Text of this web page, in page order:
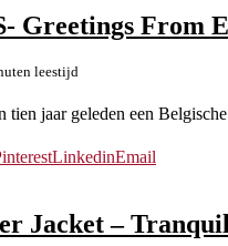
Greetings From
leestijd
tien jaar geleden een
LinkedinEmail
Jacket –